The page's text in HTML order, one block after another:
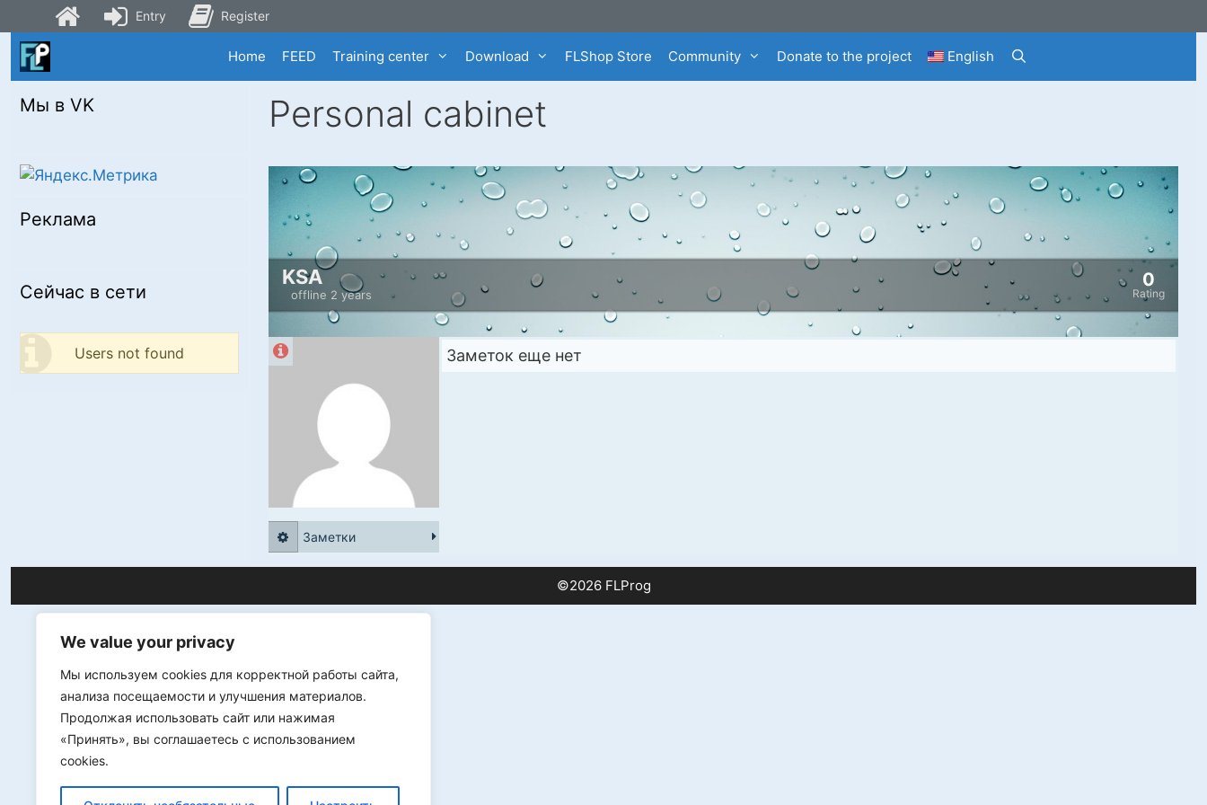
We value your privacy
Мы используем cookies для корректной работы сайта,
анализа посещаемости и улучшения материалов.
Продолжая использовать сайт или нажимая
«Принять», вы соглашаетесь с использованием
cookies.
Skip
Home FEED Training center Download FLShop Store Community Donate to the project English
Personal cabinet
KSA
offline 2 years Rating
0
Заметки
Заметок еще нет
Мы в VK
Реклама
Сейчас в сети
Users not found
©2026 FLProg
Entry Register